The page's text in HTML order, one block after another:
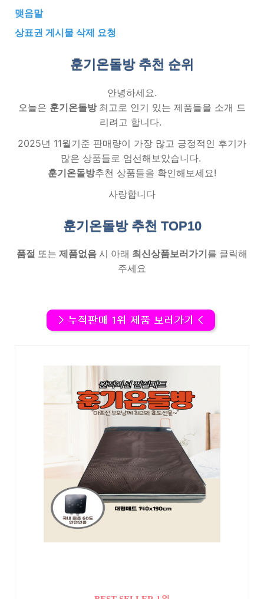
맺음말
상표권 게시물 삭제 요청
훈기온돌방 추천 순위
안녕하세요.
오늘은 훈기온돌방 최고로 인기 있는 제품들을 소개 드
리려고 합니다.
2025년 11월기준 판매량이 가장 많고 긍정적인 후기가
많은 상품들로 엄선해보았습니다.
훈기온돌방추천 상품들을 확인해보세요!
사랑합니다
훈기온돌방 추천 TOP10
품절 또는 제품없음 시 아래 최신상품보러가기 를 클릭해
주세요